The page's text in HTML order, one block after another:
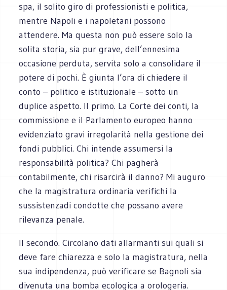
spa, il solito giro di professionisti e politica,
mentre Napoli e i napoletani possono
attendere. Ma questa non può essere solo la
solita storia, sia pur grave, dell’ennesima
occasione perduta, servita solo a consolidare il
potere di pochi. È giunta l’ora di chiedere il
conto – politico e istituzionale – sotto un
duplice aspetto. Il primo. La Corte dei conti, la
commissione e il Parlamento europeo hanno
evidenziato gravi irregolarità nella gestione dei
fondi pubblici. Chi intende assumersi la
responsabilità politica? Chi pagherà
contabilmente, chi risarcirà il danno? Mi auguro
che la magistratura ordinaria verifichi la
sussistenzadi condotte che possano avere
rilevanza penale.
Il secondo. Circolano dati allarmanti sui quali si
deve fare chiarezza e solo la magistratura, nella
sua indipendenza, può verificare se Bagnoli sia
divenuta una bomba ecologica a orologeria.